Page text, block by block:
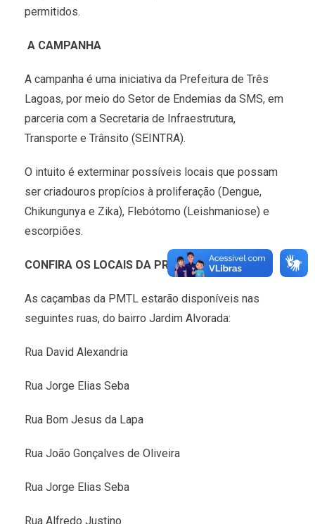
permitidos.
A CAMPANHA
A campanha é uma iniciativa da Prefeitura de Três
Lagoas, por meio do Setor de Endemias da SMS, em
parceria com a Secretaria de Infraestrutura,
Transporte e Trânsito (SEINTRA).
O intuito é exterminar possíveis locais que possam
ser criadouros propícios à proliferação (Dengue,
Chikungunya e Zika), Flebótomo (Leishmaniose) e
escorpiões.
CONFIRA OS LOCAIS DA PRÓXIMA SEMANA
As caçambas da PMTL estarão disponíveis nas
seguintes ruas, do bairro Jardim Alvorada:
Rua David Alexandria
Rua Jorge Elias Seba
Rua Bom Jesus da Lapa
Rua João Gonçalves de Oliveira
Rua Jorge Elias Seba
Rua Alfredo Justino